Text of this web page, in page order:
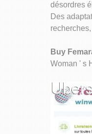
désordres
Des
Buy
Woman ' s